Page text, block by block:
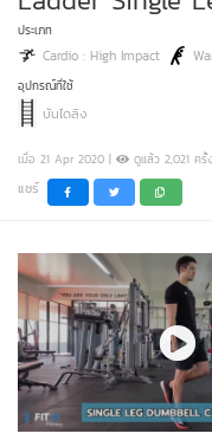
ประเภท
Cardio : High Impact
อุปกรณ์ที่ใช้
บันไดลิง
เมื่อ 21 Apr 2020 | ดูแล้ว 2,021 ครั้ง
แชร์